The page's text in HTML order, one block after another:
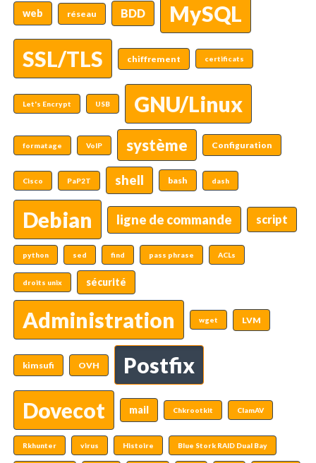
web réseau BDD
MySQL
SSL/TLS
chiffrement certificats
Let's Encrypt USB GNU/Linux
formatage VoIP système Configuration
Cisco PaP2T shell bash dash
Debian ligne de commande script
python sed find pass phrase ACLs
droits unix sécurité
Administration wget LVM
kimsufi OVH
Postfix
Dovecot
mail Chkrootkit ClamAV
Rkhunter virus Histoire Blue Stork RAID Dual Bay